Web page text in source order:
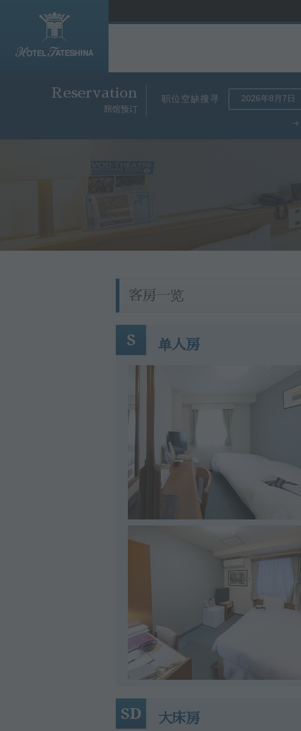
Reservation
旅馆预订
职位空缺搜寻
客房一览
S 单人房
SD 大床房